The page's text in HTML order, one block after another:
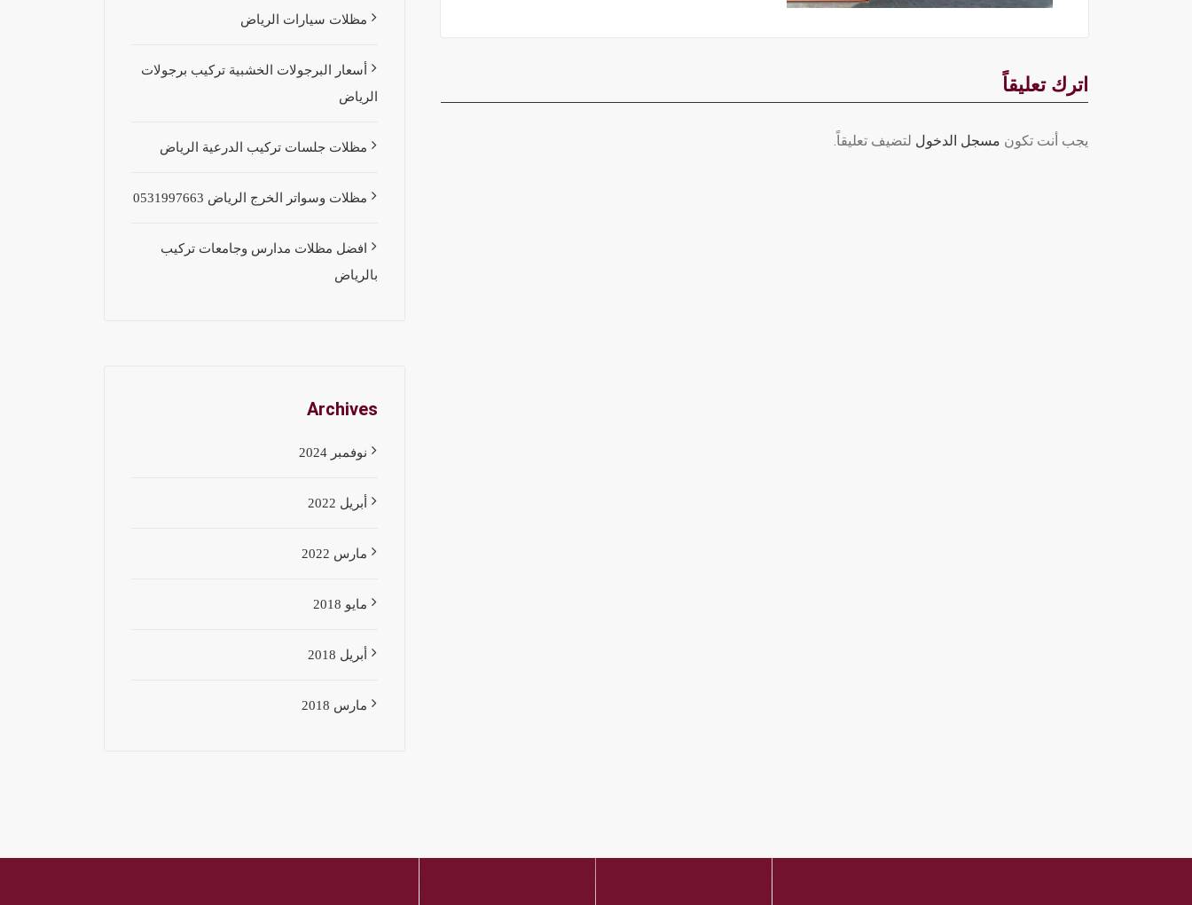
اترك تعليقاً
يجب أنت تكون مسجل الدخول لتضيف تعليقاً.
مظلات سيارات الرياض
أسعار البرجولات الخشبية تركيب برجولات
الرياض
مظلات جلسات تركيب الدرعية الرياض
مظلات وسواتر الخرج الرياض 0531997663
افضل مظلات مدارس وجامعات تركيب
بالرياض
Archives
نوفمبر 2024
أبريل 2022
مارس 2022
مايو 2018
أبريل 2018
مارس 2018